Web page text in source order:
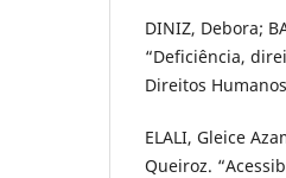
DINIZ, Debora;
“Deficiência,
Direitos
ELALI, Gleice
Queiroz.